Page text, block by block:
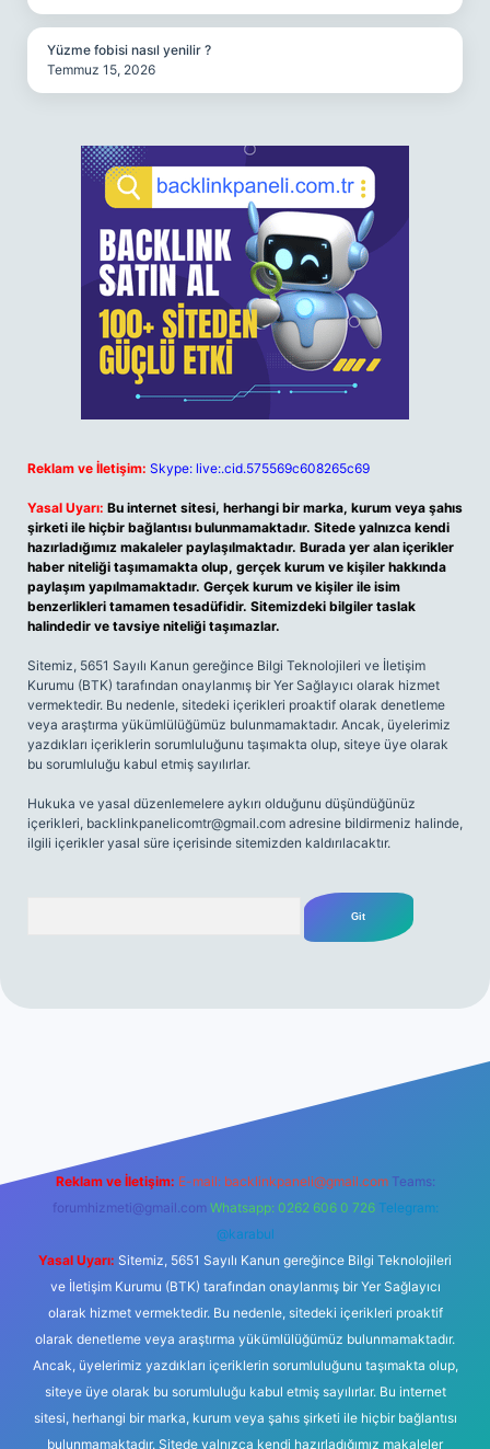
Yüzme fobisi nasıl yenilir ?
Temmuz 15, 2026
Reklam ve İletişim: Skype: live:.cid.575569c608265c69
Yasal Uyarı: Bu internet sitesi, herhangi bir marka, kurum veya şahıs
şirketi ile hiçbir bağlantısı bulunmamaktadır. Sitede yalnızca kendi
hazırladığımız makaleler paylaşılmaktadır. Burada yer alan içerikler
haber niteliği taşımamakta olup, gerçek kurum ve kişiler hakkında
paylaşım yapılmamaktadır. Gerçek kurum ve kişiler ile isim
benzerlikleri tamamen tesadüfidir. Sitemizdeki bilgiler taslak
halindedir ve tavsiye niteliği taşımazlar.
Sitemiz, 5651 Sayılı Kanun gereğince Bilgi Teknolojileri ve İletişim
Kurumu (BTK) tarafından onaylanmış bir Yer Sağlayıcı olarak hizmet
vermektedir. Bu nedenle, sitedeki içerikleri proaktif olarak denetleme
veya araştırma yükümlülüğümüz bulunmamaktadır. Ancak, üyelerimiz
yazdıkları içeriklerin sorumluluğunu taşımakta olup, siteye üye olarak
bu sorumluluğu kabul etmiş sayılırlar.
Hukuka ve yasal düzenlemelere aykırı olduğunu düşündüğünüz
içerikleri, backlinkpanelicomtr@gmail.com adresine bildirmeniz halinde,
ilgili içerikler yasal süre içerisinde sitemizden kaldırılacaktır.
Reklam ve İletişim: E-mail: backlinkpaneli@gmail.com Teams:
forumhizmeti@gmail.com Whatsapp: 0262 606 0 726 Telegram:
@karabul
Yasal Uyarı: Sitemiz, 5651 Sayılı Kanun gereğince Bilgi Teknolojileri
ve İletişim Kurumu (BTK) tarafından onaylanmış bir Yer Sağlayıcı
olarak hizmet vermektedir. Bu nedenle, sitedeki içerikleri proaktif
olarak denetleme veya araştırma yükümlülüğümüz bulunmamaktadır.
Ancak, üyelerimiz yazdıkları içeriklerin sorumluluğunu taşımakta olup,
siteye üye olarak bu sorumluluğu kabul etmiş sayılırlar. Bu internet
sitesi, herhangi bir marka, kurum veya şahıs şirketi ile hiçbir bağlantısı
bulunmamaktadır. Sitede yalnızca kendi hazırladığımız makaleler